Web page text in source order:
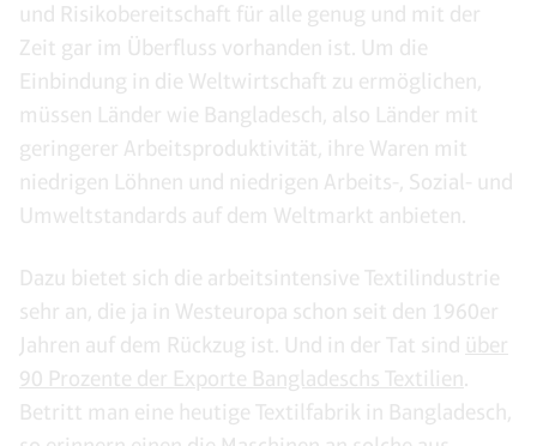
und Risikobereitschaft für alle genug und mit der
Zeit gar im Überfluss vorhanden ist. Um die
Einbindung in die Weltwirtschaft zu ermöglichen,
müssen Länder wie Bangladesch, also Länder mit
geringerer Arbeitsproduktivität, ihre Waren mit
niedrigen Löhnen und niedrigen Arbeits-, Sozial- und
Umweltstandards auf dem Weltmarkt anbieten.
Dazu bietet sich die arbeitsintensive Textilindustrie
sehr an, die ja in Westeuropa schon seit den 1960er
Jahren auf dem Rückzug ist. Und in der Tat sind über
90 Prozente der Exporte Bangladeschs Textilien
Betritt man eine heutige Textilfabrik in Bangladesch,